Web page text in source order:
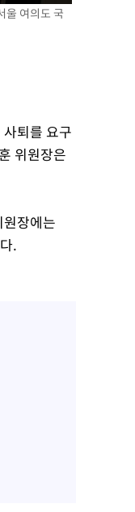
울 여의도 국
퇴를 요구
위원장은
장에는
.